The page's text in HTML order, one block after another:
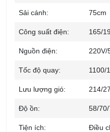
Sải cánh: 75cm
Công suất điện: 165/
Nguồn điện: 220V/
Tốc độ quay: 1100/
Lưu lượng gió: 214/
Độ ồn: 58/
Tiện ích: Điều